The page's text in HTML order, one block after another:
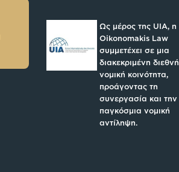
Ως μέρος της UIA, η
Oikonomakis Law
συμμετέχει σε μια
διακεκριμένη διεθνή
νομική κοινότητα,
προάγοντας τη
συνεργασία και την
παγκόσμια νομική
αντίληψη.